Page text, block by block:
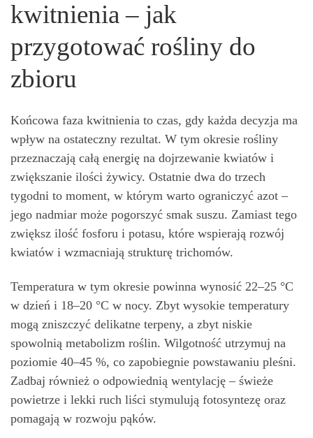
kwitnienia – jak
przygotować rośliny do
zbioru
Końcowa faza kwitnienia to czas, gdy każda decyzja ma
wpływ na ostateczny rezultat. W tym okresie rośliny
przeznaczają całą energię na dojrzewanie kwiatów i
zwiększanie ilości żywicy. Ostatnie dwa do trzech
tygodni to moment, w którym warto ograniczyć azot –
jego nadmiar może pogorszyć smak suszu. Zamiast tego
zwiększ ilość fosforu i potasu, które wspierają rozwój
kwiatów i wzmacniają strukturę trichomów.
Temperatura w tym okresie powinna wynosić 22–25 °C
w dzień i 18–20 °C w nocy. Zbyt wysokie temperatury
mogą zniszczyć delikatne terpeny, a zbyt niskie
spowolnią metabolizm roślin. Wilgotność utrzymuj na
poziomie 40–45 %, co zapobiegnie powstawaniu pleśni.
Zadbaj również o odpowiednią wentylację – świeże
powietrze i lekki ruch liści stymulują fotosyntezę oraz
pomagają w rozwoju pąków.